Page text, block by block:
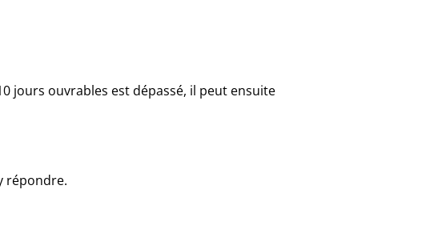
jours ouvrables est dépassé, il peut ensuite
répondre.